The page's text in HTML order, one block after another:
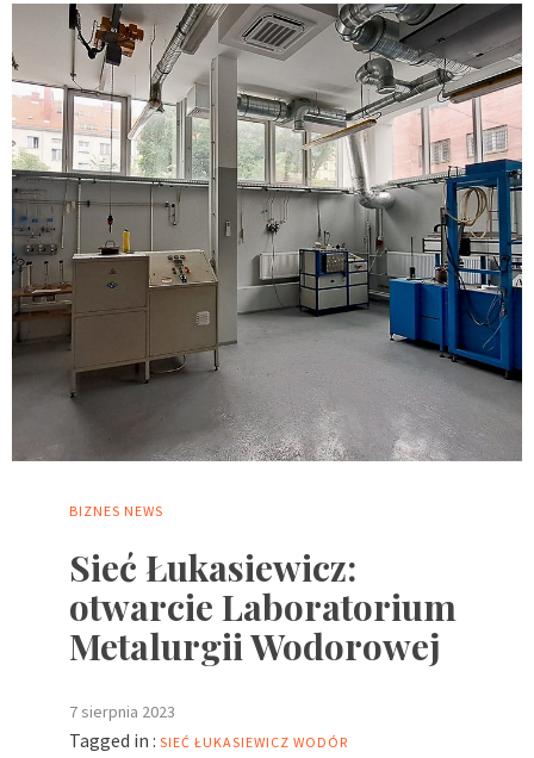
BIZNES NEWS
Sieć Łukasiewicz:
otwarcie Laboratorium
Metalurgii Wodorowej
7 sierpnia 2023
Tagged in : SIEĆ ŁUKASIEWICZ WODÓR